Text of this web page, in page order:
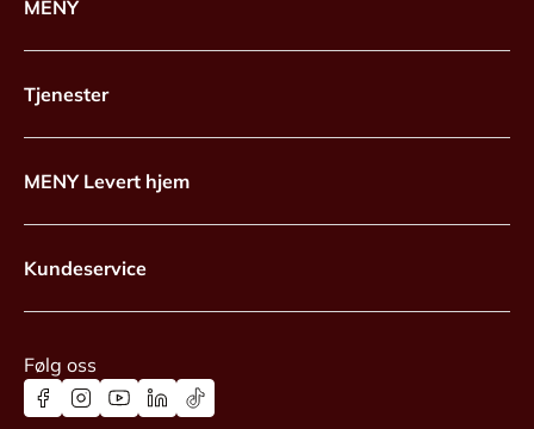
MENY
Tjenester
MENY Levert hjem
Kundeservice
Følg oss